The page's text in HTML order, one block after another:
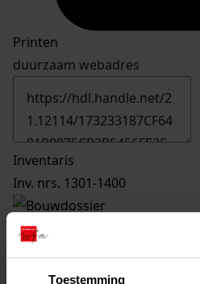
Toestemming
Printen
duurzaam webadres
Inventaris
Inv. nrs. 1301-1400
1321
27-09-1977